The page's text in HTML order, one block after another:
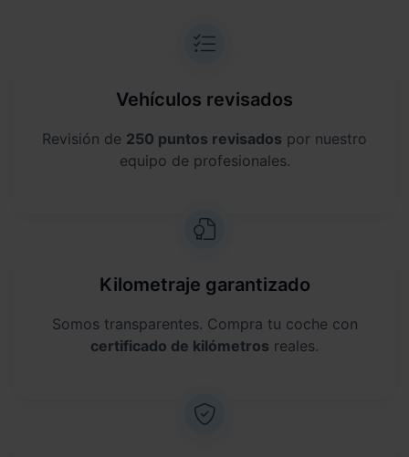
Vehículos revisados
Revisión de 250 puntos revisados por nuestro
equipo de profesionales.
Kilometraje garantizado
Somos transparentes. Compra tu coche con
certificado de kilómetros reales.